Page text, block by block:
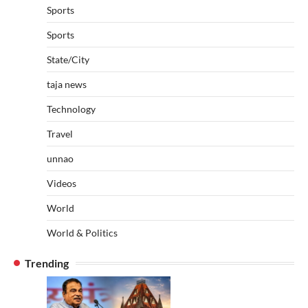
Sports
Sports
State/City
taja news
Technology
Travel
unnao
Videos
World
World & Politics
Trending